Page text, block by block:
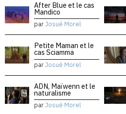
After Blue et le cas
Mandico
parJosué Morel
Petite Maman et le
cas Sciamma
parJosué Morel
ADN, Maïwenn et le
naturalisme
parJosué Morel